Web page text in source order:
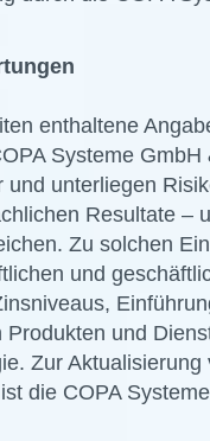
enthaltene
Systeme
und unterliegen
Resultate –
Zu solchen
und
und
Zur
die COPA